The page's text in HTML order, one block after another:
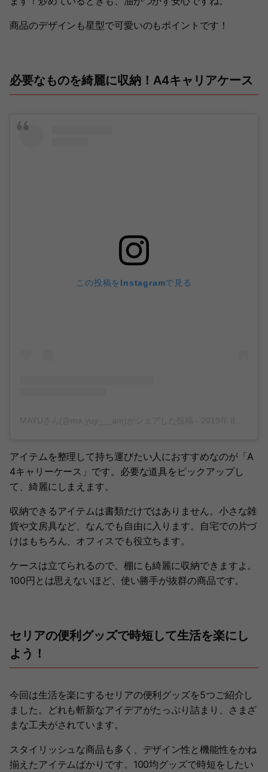
商品のデザインも星型で可愛いのもポイントです！
必要なものを綺麗に収納！A4キャリアケース
この投稿をInstagramで見る
アイテムを整理して持ち運びたい人におすすめなのが「A
4キャリーケース」です。必要な道具をピックアップし
て、綺麗にしまえます。
収納できるアイテムは書類だけではありません。小さな雑
貨や文房具など、なんでも自由に入ります。自宅での片づ
けはもちろん、オフィスでも役立ちます。
ケースは立てられるので、棚にも綺麗に収納できますよ。
100円とは思えないほど、使い勝手が抜群の商品です。
セリアの便利グッズで時短して生活を楽にし
よう！
今回は生活を楽にするセリアの便利グッズを5つご紹介し
ました。どれも斬新なアイデアがたっぷり詰まり、さまざ
まな工夫がされています。
スタイリッシュな商品も多く、デザイン性と機能性をかね
揃えたアイテムばかりです。100均グッズで時短をしたい